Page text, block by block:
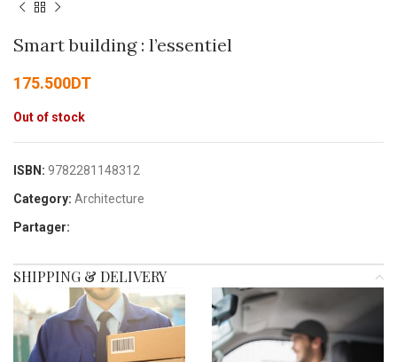
Smart building : l’essentiel
175.500DT
Out of stock
ISBN: 9782281148312
Category: Architecture
Partager:
SHIPPING & DELIVERY